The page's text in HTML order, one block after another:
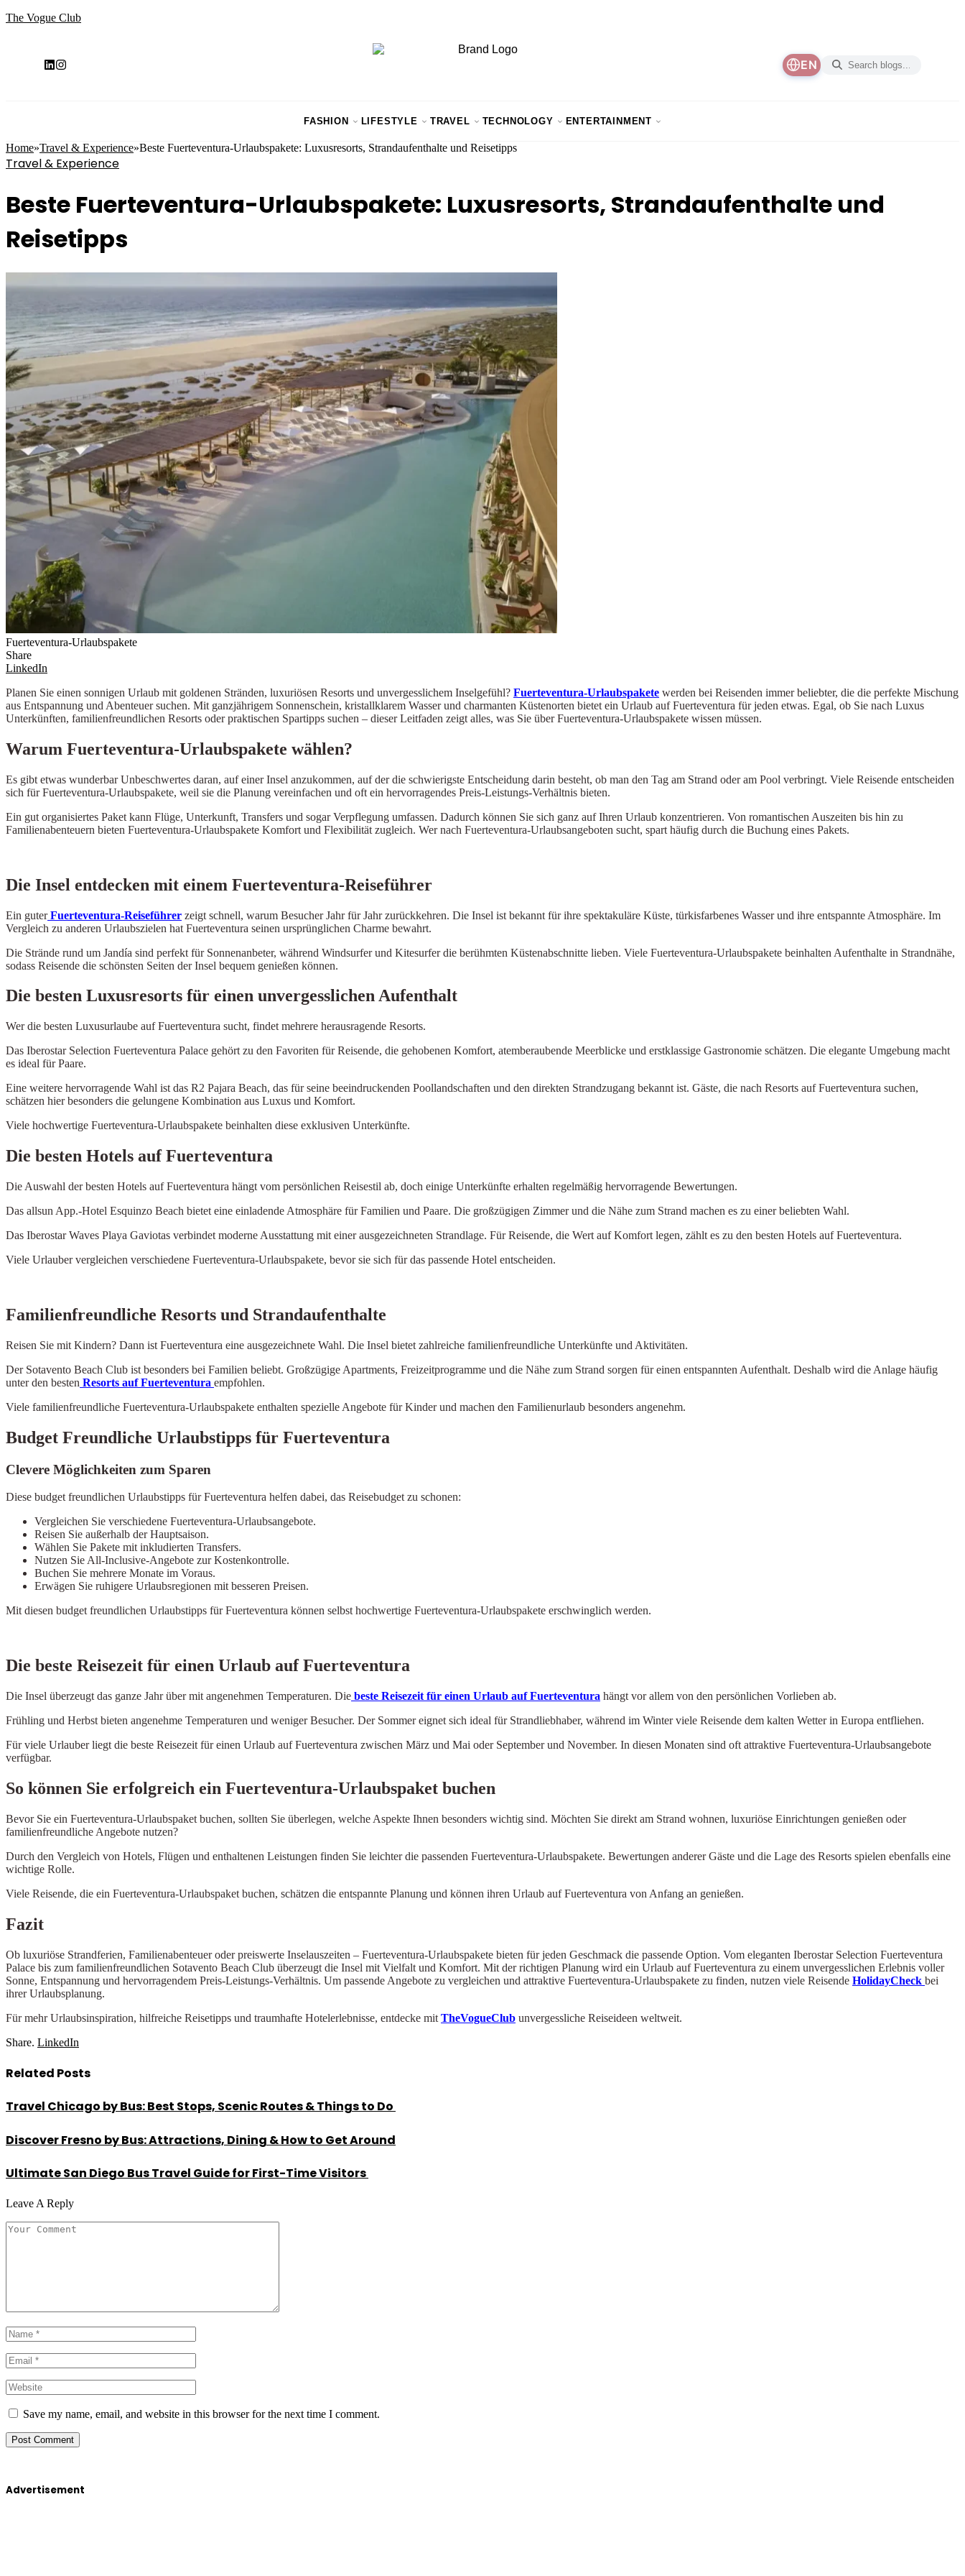
The Vogue Club
EN
FASHION LIFESTYLE TRAVEL TECHNOLOGY ENTERTAINMENT
Home»Travel & Experience»Beste Fuerteventura-Urlaubspakete: Luxusresorts, Strandaufenthalte und Reisetipps
Travel & Experience
Beste Fuerteventura-Urlaubspakete: Luxusresorts, Strandaufenthalte und
Reisetipps
Fuerteventura-Urlaubspakete
Share
LinkedIn
Planen Sie einen sonnigen Urlaub mit goldenen Stränden, luxuriösen Resorts und unvergesslichem Inselgefühl? Fuerteventura-Urlaubspakete werden bei Reisenden immer beliebter, die die perfekte Mischung
aus Entspannung und Abenteuer suchen. Mit ganzjährigem Sonnenschein, kristallklarem Wasser und charmanten Küstenorten bietet ein Urlaub auf Fuerteventura für jeden etwas. Egal, ob Sie nach Luxus
Unterkünften, familienfreundlichen Resorts oder praktischen Spartipps suchen – dieser Leitfaden zeigt alles, was Sie über Fuerteventura-Urlaubspakete wissen müssen.
Warum Fuerteventura-Urlaubspakete wählen?
Es gibt etwas wunderbar Unbeschwertes daran, auf einer Insel anzukommen, auf der die schwierigste Entscheidung darin besteht, ob man den Tag am Strand oder am Pool verbringt. Viele Reisende entscheiden
sich für Fuerteventura-Urlaubspakete, weil sie die Planung vereinfachen und oft ein hervorragendes Preis-Leistungs-Verhältnis bieten.
Ein gut organisiertes Paket kann Flüge, Unterkunft, Transfers und sogar Verpflegung umfassen. Dadurch können Sie sich ganz auf Ihren Urlaub konzentrieren. Von romantischen Auszeiten bis hin zu
Familienabenteuern bieten Fuerteventura-Urlaubspakete Komfort und Flexibilität zugleich. Wer nach Fuerteventura-Urlaubsangeboten sucht, spart häufig durch die Buchung eines Pakets.
Die Insel entdecken mit einem Fuerteventura-Reiseführer
Ein guter Fuerteventura-Reiseführer zeigt schnell, warum Besucher Jahr für Jahr zurückkehren. Die Insel ist bekannt für ihre spektakuläre Küste, türkisfarbenes Wasser und ihre entspannte Atmosphäre. Im
Vergleich zu anderen Urlaubszielen hat Fuerteventura seinen ursprünglichen Charme bewahrt.
Die Strände rund um Jandía sind perfekt für Sonnenanbeter, während Windsurfer und Kitesurfer die berühmten Küstenabschnitte lieben. Viele Fuerteventura-Urlaubspakete beinhalten Aufenthalte in Strandnähe,
sodass Reisende die schönsten Seiten der Insel bequem genießen können.
Die besten Luxusresorts für einen unvergesslichen Aufenthalt
Wer die besten Luxusurlaube auf Fuerteventura sucht, findet mehrere herausragende Resorts.
Das Iberostar Selection Fuerteventura Palace gehört zu den Favoriten für Reisende, die gehobenen Komfort, atemberaubende Meerblicke und erstklassige Gastronomie schätzen. Die elegante Umgebung macht
es ideal für Paare.
Eine weitere hervorragende Wahl ist das R2 Pajara Beach, das für seine beeindruckenden Poollandschaften und den direkten Strandzugang bekannt ist. Gäste, die nach Resorts auf Fuerteventura suchen,
schätzen hier besonders die gelungene Kombination aus Luxus und Komfort.
Viele hochwertige Fuerteventura-Urlaubspakete beinhalten diese exklusiven Unterkünfte.
Die besten Hotels auf Fuerteventura
Die Auswahl der besten Hotels auf Fuerteventura hängt vom persönlichen Reisestil ab, doch einige Unterkünfte erhalten regelmäßig hervorragende Bewertungen.
Das allsun App.-Hotel Esquinzo Beach bietet eine einladende Atmosphäre für Familien und Paare. Die großzügigen Zimmer und die Nähe zum Strand machen es zu einer beliebten Wahl.
Das Iberostar Waves Playa Gaviotas verbindet moderne Ausstattung mit einer ausgezeichneten Strandlage. Für Reisende, die Wert auf Komfort legen, zählt es zu den besten Hotels auf Fuerteventura.
Viele Urlauber vergleichen verschiedene Fuerteventura-Urlaubspakete, bevor sie sich für das passende Hotel entscheiden.
Familienfreundliche Resorts und Strandaufenthalte
Reisen Sie mit Kindern? Dann ist Fuerteventura eine ausgezeichnete Wahl. Die Insel bietet zahlreiche familienfreundliche Unterkünfte und Aktivitäten.
Der Sotavento Beach Club ist besonders bei Familien beliebt. Großzügige Apartments, Freizeitprogramme und die Nähe zum Strand sorgen für einen entspannten Aufenthalt. Deshalb wird die Anlage häufig
unter den besten Resorts auf Fuerteventura empfohlen.
Viele familienfreundliche Fuerteventura-Urlaubspakete enthalten spezielle Angebote für Kinder und machen den Familienurlaub besonders angenehm.
Budget Freundliche Urlaubstipps für Fuerteventura
Clevere Möglichkeiten zum Sparen
Diese budget freundlichen Urlaubstipps für Fuerteventura helfen dabei, das Reisebudget zu schonen:
Vergleichen Sie verschiedene Fuerteventura-Urlaubsangebote.
Reisen Sie außerhalb der Hauptsaison.
Wählen Sie Pakete mit inkludierten Transfers.
Nutzen Sie All-Inclusive-Angebote zur Kostenkontrolle.
Buchen Sie mehrere Monate im Voraus.
Erwägen Sie ruhigere Urlaubsregionen mit besseren Preisen.
Mit diesen budget freundlichen Urlaubstipps für Fuerteventura können selbst hochwertige Fuerteventura-Urlaubspakete erschwinglich werden.
Die beste Reisezeit für einen Urlaub auf Fuerteventura
Die Insel überzeugt das ganze Jahr über mit angenehmen Temperaturen. Die beste Reisezeit für einen Urlaub auf Fuerteventura hängt vor allem von den persönlichen Vorlieben ab.
Frühling und Herbst bieten angenehme Temperaturen und weniger Besucher. Der Sommer eignet sich ideal für Strandliebhaber, während im Winter viele Reisende dem kalten Wetter in Europa entfliehen.
Für viele Urlauber liegt die beste Reisezeit für einen Urlaub auf Fuerteventura zwischen März und Mai oder September und November. In diesen Monaten sind oft attraktive Fuerteventura-Urlaubsangebote
verfügbar.
So können Sie erfolgreich ein Fuerteventura-Urlaubspaket buchen
Bevor Sie ein Fuerteventura-Urlaubspaket buchen, sollten Sie überlegen, welche Aspekte Ihnen besonders wichtig sind. Möchten Sie direkt am Strand wohnen, luxuriöse Einrichtungen genießen oder
familienfreundliche Angebote nutzen?
Durch den Vergleich von Hotels, Flügen und enthaltenen Leistungen finden Sie leichter die passenden Fuerteventura-Urlaubspakete. Bewertungen anderer Gäste und die Lage des Resorts spielen ebenfalls eine
wichtige Rolle.
Viele Reisende, die ein Fuerteventura-Urlaubspaket buchen, schätzen die entspannte Planung und können ihren Urlaub auf Fuerteventura von Anfang an genießen.
Fazit
Ob luxuriöse Strandferien, Familienabenteuer oder preiswerte Inselauszeiten – Fuerteventura-Urlaubspakete bieten für jeden Geschmack die passende Option. Vom eleganten Iberostar Selection Fuerteventura
Palace bis zum familienfreundlichen Sotavento Beach Club überzeugt die Insel mit Vielfalt und Komfort. Mit der richtigen Planung wird ein Urlaub auf Fuerteventura zu einem unvergesslichen Erlebnis voller
Sonne, Entspannung und hervorragendem Preis-Leistungs-Verhältnis. Um passende Angebote zu vergleichen und attraktive Fuerteventura-Urlaubspakete zu finden, nutzen viele Reisende HolidayCheck bei
ihrer Urlaubsplanung.
Für mehr Urlaubsinspiration, hilfreiche Reisetipps und traumhafte Hotelerlebnisse, entdecke mit TheVogueClub unvergessliche Reiseideen weltweit.
Share. LinkedIn
Related Posts
Travel Chicago by Bus: Best Stops, Scenic Routes & Things to Do
Discover Fresno by Bus: Attractions, Dining & How to Get Around
Ultimate San Diego Bus Travel Guide for First-Time Visitors
Leave A Reply
Save my name, email, and website in this browser for the next time I comment.
Advertisement